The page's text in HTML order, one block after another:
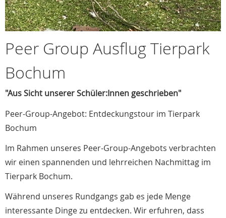
Peer Group Ausflug Tierpark
Bochum
"Aus Sicht unserer Schüler:Innen geschrieben"
Peer-Group-Angebot: Entdeckungstour im Tierpark
Bochum
Im Rahmen unseres Peer-Group-Angebots verbrachten
wir einen spannenden und lehrreichen Nachmittag im
Tierpark Bochum.
Während unseres Rundgangs gab es jede Menge
interessante Dinge zu entdecken. Wir erfuhren, dass